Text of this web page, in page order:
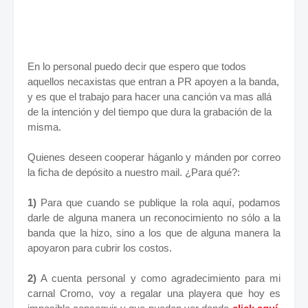
En lo personal puedo decir que espero que todos
aquellos necaxistas que entran a PR apoyen a la banda,
y es que el trabajo para hacer una canción va mas allá
de la intención y del tiempo que dura la grabación de la
misma.
Quienes deseen cooperar háganlo y mánden por correo
la ficha de depósito a nuestro mail. ¿Para qué?:
1) Para que cuando se publique la rola aquí, podamos
darle de alguna manera un reconocimiento no sólo a la
banda que la hizo, sino a los que de alguna manera la
apoyaron para cubrir los costos.
2) A cuenta personal y como agradecimiento para mi
carnal Cromo, voy a regalar una playera que hoy es